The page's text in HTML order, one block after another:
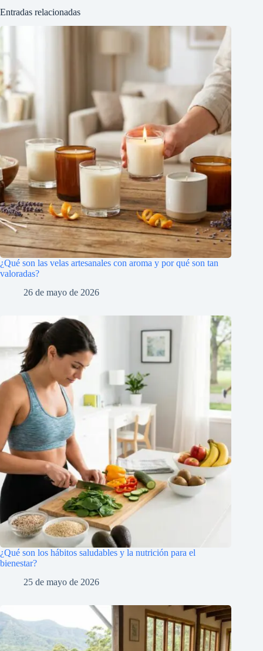
Entradas relacionadas
¿Qué son las velas artesanales con aroma y por qué son tan
valoradas?
26 de mayo de 2026
¿Qué son los hábitos saludables y la nutrición para el
bienestar?
25 de mayo de 2026